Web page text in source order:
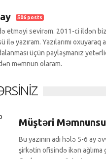
506 posts
etməyi sevirəm. 2011-ci ildən
ilə yazıram. Yazılarımı
üçün paylaşmanız
məmnun olaram.
Müştəri
Bu yazının adı hələ 5-6 ay
şirkətin ofisində ikən ağlıma